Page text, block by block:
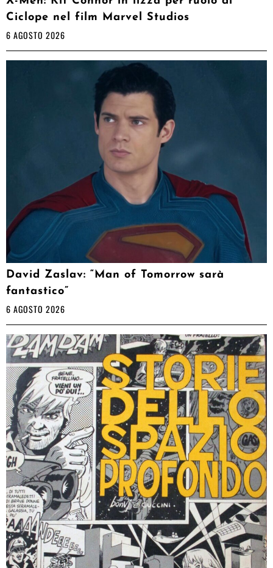
Ciclope nel film Marvel Studios
6 AGOSTO 2026
David Zaslav: “Man of Tomorrow sarà
fantastico”
6 AGOSTO 2026